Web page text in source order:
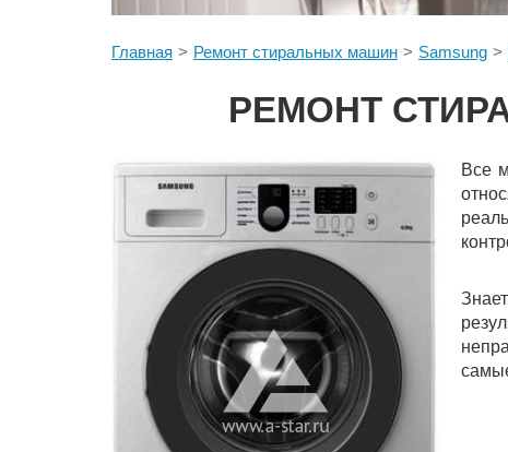
Главная Ремонт стиральных машин Samsung
РЕМОНТ
Все